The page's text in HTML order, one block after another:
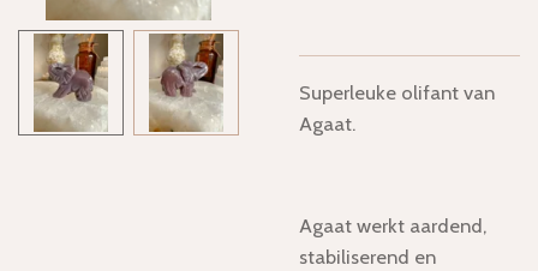
Superleuke olifant van
Agaat.
Agaat werkt aardend,
stabiliserend en